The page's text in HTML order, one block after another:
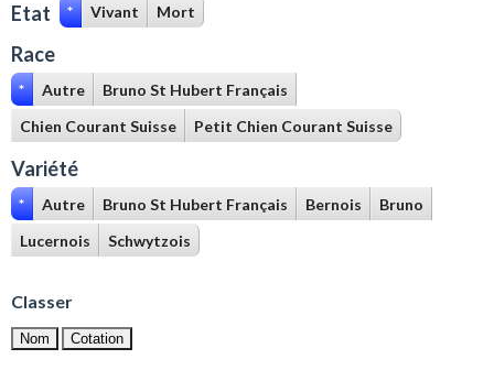
Etat * Vivant Mort
Race
* Autre
Bruno St Hubert Français
Chien Courant Suisse
Petit Chien Courant Suisse
Variété
* Autre Bruno St Hubert Français Bernois
Bruno
Lucernois
Schwytzois
Classer
Nom Cotation